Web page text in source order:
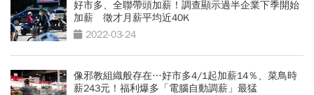
好市多、全聯帶頭加薪！調查顯示過半企業下季開始
加薪 徵才月薪平均近40K
2022-03-24
像邪教組織般存在…好市多4/1起加薪14％、菜鳥時
薪243元！福利爆多「電腦自動調薪」最猛